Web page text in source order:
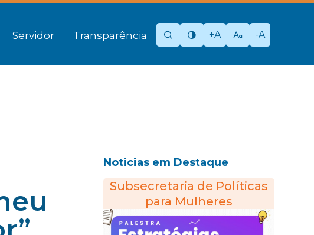
Servidor Transparência +A -A
Noticias em Destaque
Subsecretaria de Políticas
para Mulheres